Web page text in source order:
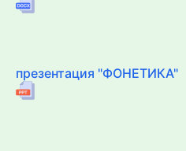
презентация "ФОНЕТИКА"